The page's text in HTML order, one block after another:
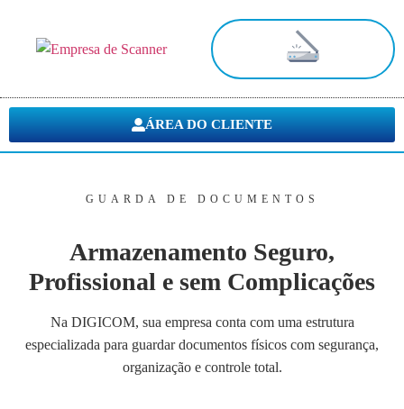
ÁREA DO CLIENTE
GUARDA DE DOCUMENTOS
Armazenamento Seguro,
Profissional e sem Complicações
Na DIGICOM, sua empresa conta com uma estrutura
especializada para guardar documentos físicos com segurança,
organização e controle total.